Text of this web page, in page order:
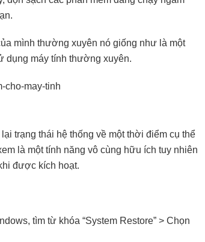
mình thường xuyên nó giống như là một
dụng máy tính thường xuyên.
trạng thái hệ thống về một thời điểm cụ thể
là một tính năng vô cùng hữu ích tuy nhiên
được kích hoạt.
tìm từ khóa “System Restore” > Chọn